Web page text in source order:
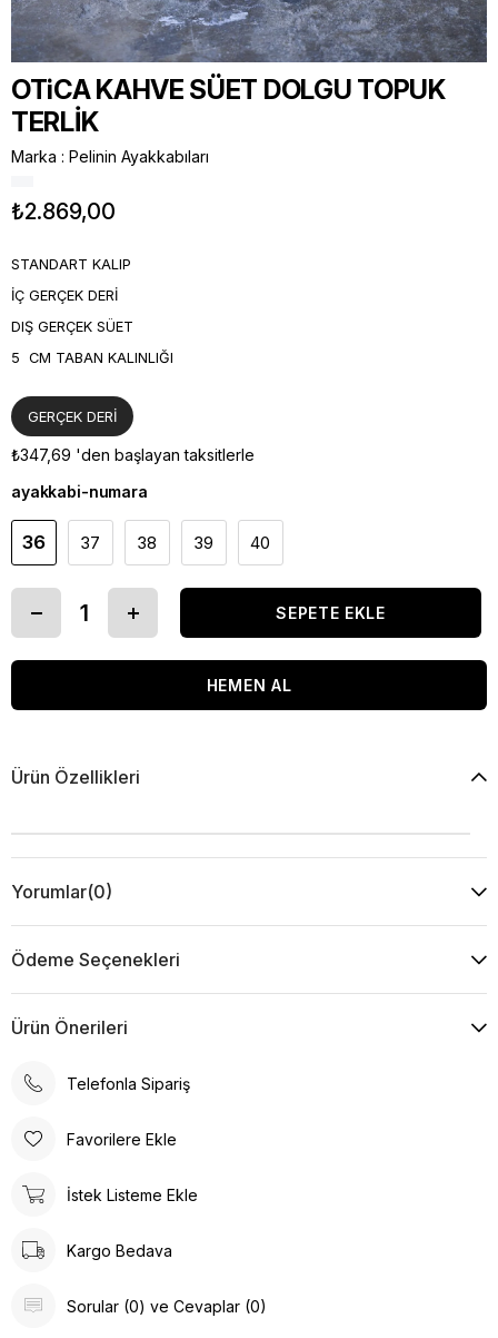
OTiCA KAHVE SÜET DOLGU TOPUK
TERLİK
Marka : Pelinin Ayakkabıları
₺2.869,00
STANDART KALIP
İÇ GERÇEK DERİ
DIŞ GERÇEK SÜET
5 CM TABAN KALINLIĞI
GERÇEK DERİ
₺347,69 'den başlayan taksitlerle
ayakkabi-numara
36 37 38 39 40
Ürün Özellikleri
Yorumlar(0)
Ödeme Seçenekleri
Ürün Önerileri
Telefonla Sipariş
Favorilere Ekle
İstek Listeme Ekle
Kargo Bedava
Sorular (0) ve Cevaplar (0)